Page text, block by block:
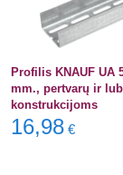
Profilis KNAUF UA
mm., pertvarų ir
konstrukcijoms
16,98 €